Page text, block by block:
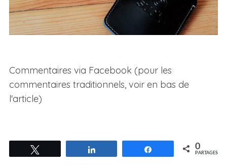
Commentaires via Facebook (pour les
commentaires traditionnels, voir en bas de
l'article)
Partagez 0
PARTAGES